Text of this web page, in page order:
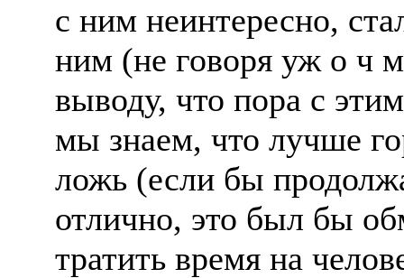
с ним неинтересно,
ним (не говоря уж о ч
выводу, что пора с
мы знаем, что лучше
ложь (если бы
отлично, это был бы
тратить время на